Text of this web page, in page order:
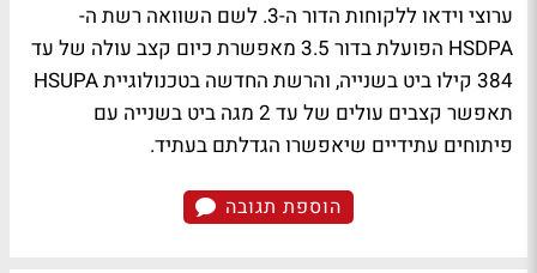
ערוצי וידאו ללקוחות הדור ה-3. לשם השוואה רשת ה-
HSDPA הפועלת בדור 3.5 מאפשרת כיום קצב עולה של עד
384 קילו ביט בשנייה, והרשת החדשה בטכנולוגיית HSUPA
תאפשר קצבים עולים של עד 2 מגה ביט בשנייה עם
פיתוחים עתידיים שיאפשרו הגדלתם בעתיד.
הוספת תגובה